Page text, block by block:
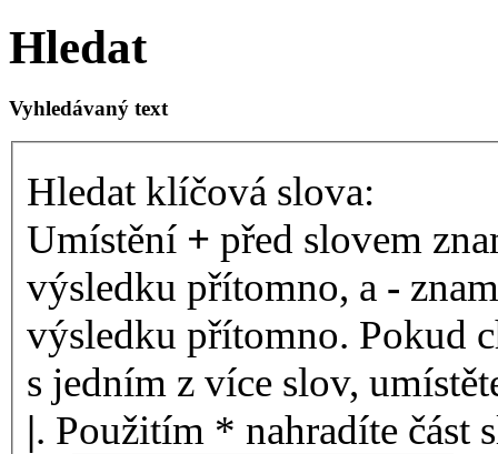
Hledat
Vyhledávaný text
Hledat klíčová slova:
Umístění + před slovem
výsledku přítomno, a -
výsledku přítomno. Pokud
s jedním z více slov,
|. Použitím * nahradíte část